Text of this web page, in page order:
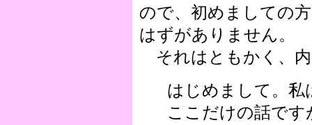
ので、初めましての
はずがありません。
それはともかく、
はじめまして。
ここだけの話です